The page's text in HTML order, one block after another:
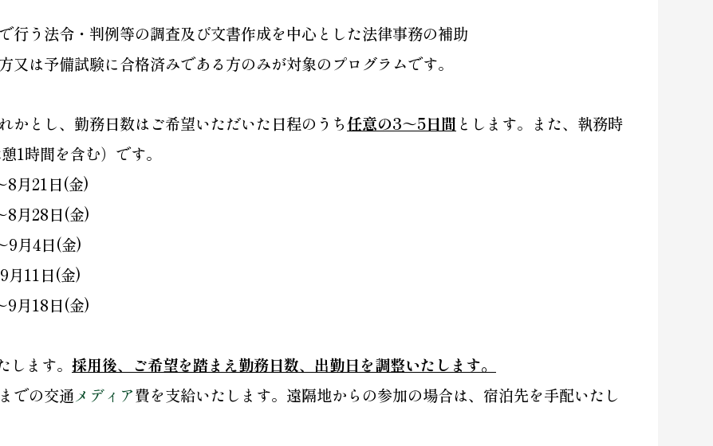
行う法令・判例等の調査及び文書作成を中心とした法律事務の補助
は予備試験に合格済みである方のみが対象のプログラムです。
とし、勤務日数はご希望いただいた日程のうち任意の3～5日間 とします。また、執務時
1時間を含む）です。
月21日(金)
月28日(金)
月4日(金)
11日(金)
月18日(金)
ます。 採用後、ご希望を踏まえ勤務日数、出勤日を調整いたします。
での交通メディア費を支給いたします。遠隔地からの参加の場合は、宿泊先を手配いたし